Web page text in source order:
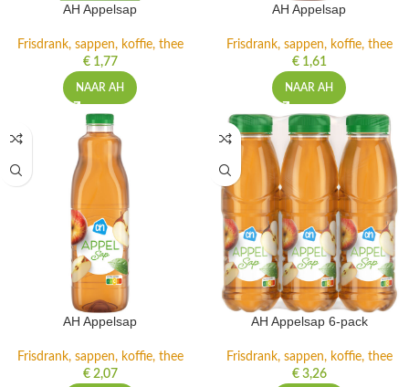
AH Appelsap
Frisdrank, sappen, koffie, thee
€1,77
NAAR AH
AH Appelsap
Frisdrank, sappen, koffie, thee
€1,61
NAAR AH
AH Appelsap
Frisdrank, sappen, koffie, thee
€2,07
AH Appelsap 6-pack
Frisdrank, sappen, koffie, thee
€3,26